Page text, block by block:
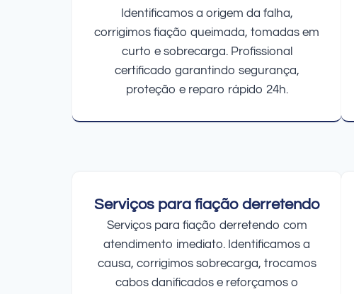
Identificamos a origem da falha,
corrigimos fiação queimada, tomadas em
curto e sobrecarga. Profissional
certificado garantindo segurança,
proteção e reparo rápido 24h.
Serviços para fiação derretendo
Serviços para fiação derretendo com
atendimento imediato. Identificamos a
causa, corrigimos sobrecarga, trocamos
cabos danificados e reforçamos o